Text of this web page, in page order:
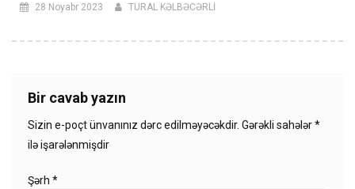
28 Noyabr 2023 TURAL KƏLBƏCƏRLİ
Bir cavab yazın
Sizin e-poçt ünvanınız dərc edilməyəcəkdir. Gərəkli sahələr*
ilə işarələnmişdir
Şərh *